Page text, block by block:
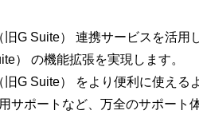
G Suite） 連携サービスを活用
） の機能拡張を実現します。
G Suite） をより便利に使える
サポートなど、万全のサポート